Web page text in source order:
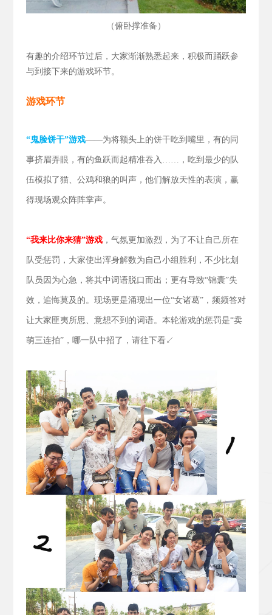
（俯卧撑准备 ）
有趣的介绍环节过后，大家渐渐熟悉起来，积极而踊跃参
与到接下来的游戏环节。
游戏环节
“鬼脸饼干”游戏——为将额头上的饼干吃到嘴里，有的同
事挤眉弄眼，有的鱼跃而起精准吞入……，吃到最少的队
伍模拟了猫、公鸡和狼的叫声，他们解放天性的表演，赢
得现场观众阵阵掌声。
“我来比你来猜”游戏，气氛更加激烈，为了不让自己所在
队受惩罚，大家使出浑身解数为自己小组胜利，不少比划
队员因为心急，将其中词语脱口而出；更有导致“锦囊”失
效，追悔莫及的。现场更是涌现出一位“女诸葛”，频频答对
让大家匪夷所思、意想不到的词语。本轮游戏的惩罚是“卖
萌三连拍”，哪一队中招了，请往下看↙